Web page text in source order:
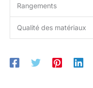
Rangements
Qualité des matériaux